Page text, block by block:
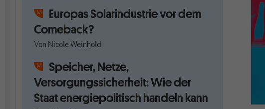
Europas Solarindustrie vor dem
Comeback?
Von Nicole Weinhold
Speicher, Netze,
Versorgungssicherheit: Wie der
Staat energiepolitisch handeln kann